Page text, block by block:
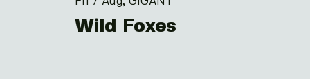
Sun. 9 Aug 2026
Wild Foxes